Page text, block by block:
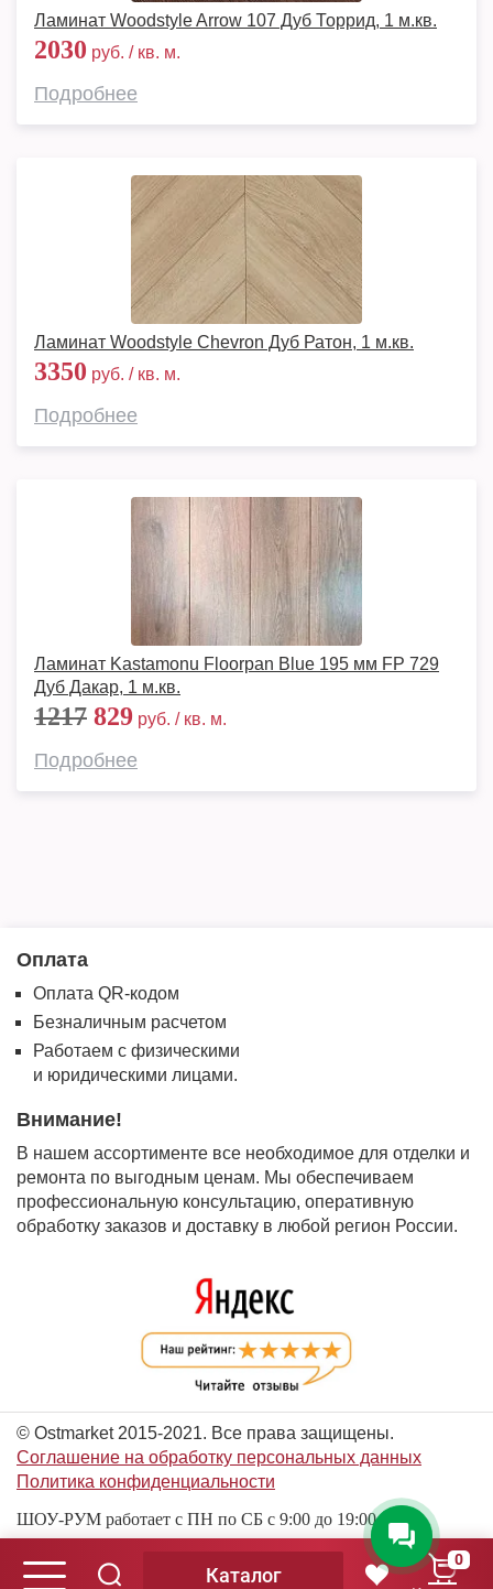
Ламинат Woodstyle Arrow 107 Дуб Торрид, 1 м.кв.
2030 руб. / кв. м.
Подробнее
Ламинат Woodstyle Chevron Дуб Ратон, 1 м.кв.
3350 руб. / кв. м.
Подробнее
Ламинат Kastamonu Floorpan Blue 195 мм FP 729
Дуб Дакар, 1 м.кв.
1217 829 руб. / кв. м.
Подробнее
Оплата
Оплата QR-кодом
Безналичным расчетом
Работаем с физическими
и юридическими лицами.
Внимание!
В нашем ассортименте все необходимое для отделки и
ремонта по выгодным ценам. Мы обеспечиваем
профессиональную консультацию, оперативную
обработку заказов и доставку в любой регион России.
© Ostmarket 2015-2021. Все права защищены.
Соглашение на обработку персональных данных
Политика конфиденциальности
ШОУ-РУМ работает с ПН по СБ с 9:00 до 19:00
© Ostmarket 2015-2026. Все права защищены.
Каталог
0